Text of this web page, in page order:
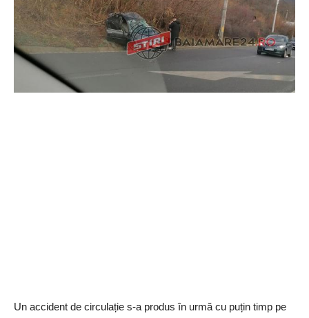
Un accident de circulație s-a produs în urmă cu puțin timp pe